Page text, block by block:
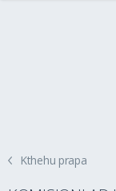
Kthehu prapa